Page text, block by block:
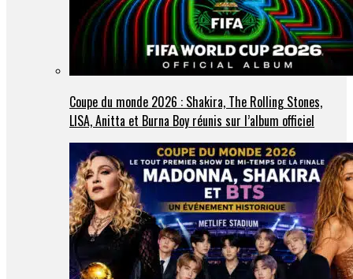
Coupe du monde 2026 : Shakira, The Rolling Stones,
LISA, Anitta et Burna Boy réunis sur l’album officiel